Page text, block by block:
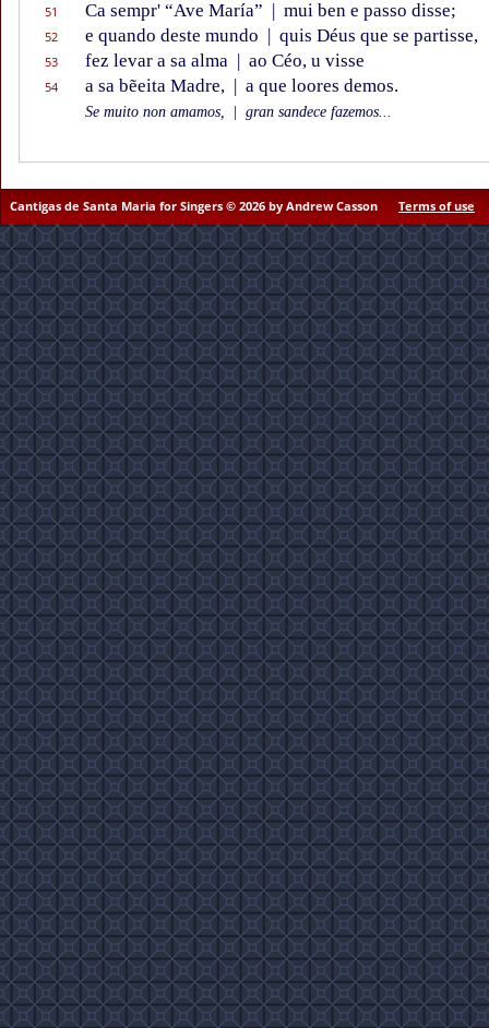
51 Ca sempr' “Ave María” | mui ben e passo disse;
52 e quando deste mundo | quis Déus que se partisse,
53 fez levar a sa alma | ao Céo, u visse
54 a sa bẽeita Madre, | a que loores demos.
Se muito non amamos, gran sandece fazemos...
Cantigas de Santa Maria for Singers © 2026 by Andrew Casson Terms of use